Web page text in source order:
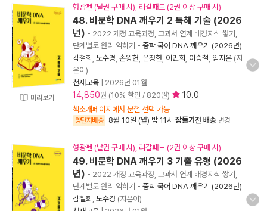
미리보기
형광펜 (낱권 구매 시), 리갈패드 (2권 이상 구매 시)
48. 비문학 DNA 깨우기 2 독해 기술 (2026
년) - 2022 개정 교육과정, 교과서 연계 배경지식 쌓기,
단계별로 원리 익히기 - 중학 국어 DNA 깨우기 (2026년)
김철회 노수경 손왕헌 윤정한, 이민희 이승철 임지은 (지
은이)
천재교육
2026년 01월
14,850원 (10% 할인 / 820원) 10.0
책소개페이지에서 분철 선택 가능
양탄자배송 8월 10일 (월) 밤 11시 잠들기전 배송 변경
형광펜 (낱권 구매 시), 리갈패드 (2권 이상 구매 시)
49. 비문학 DNA 깨우기 3 기출 유형 (2026
년) - 2022 개정 교육과정, 교과서 연계 배경지식 쌓기,
단계별로 원리 익히기 - 중학 국어 DNA 깨우기 (2026년)
김철회 노수경 (지은이)